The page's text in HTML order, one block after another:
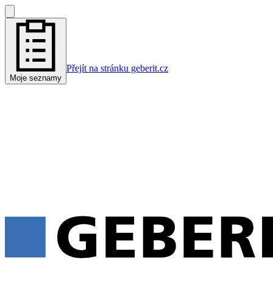
Moje seznamy
Přejít na stránku geberit.cz